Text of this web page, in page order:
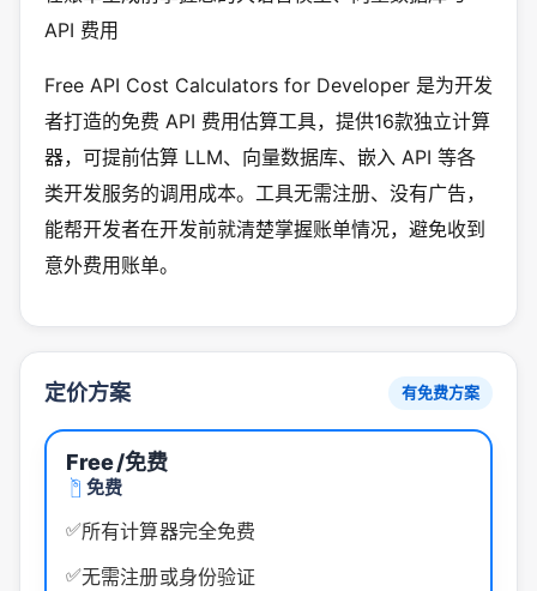
API 费用
Free API Cost Calculators for Developer 是为开发
者打造的免费 API 费用估算工具，提供16款独立计算
器，可提前估算 LLM、向量数据库、嵌入 API 等各
类开发服务的调用成本。工具无需注册、没有广告，
能帮开发者在开发前就清楚掌握账单情况，避免收到
意外费用账单。
定价方案 有免费方案
Free/免费
免费
✅所有计算器完全免费
✅无需注册或身份验证